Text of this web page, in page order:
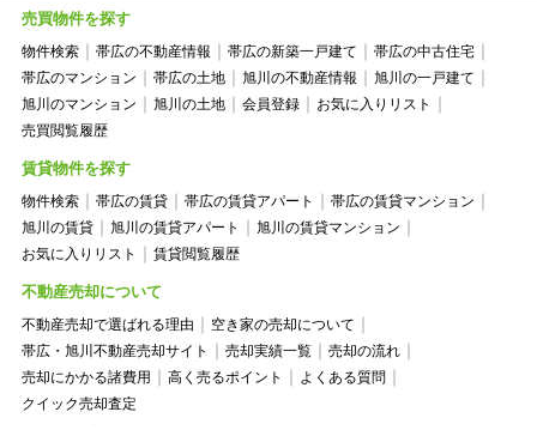
売買物件を探す
物件検索 帯広の不動産情報 帯広の新築一戸建て
帯広の中古住宅
帯広のマンション
帯広の土地 旭川の不動産情報
旭川の一戸建て
旭川のマンション
旭川の土地 会員登録
お気に入りリスト
売買閲覧履歴
賃貸物件を探す
物件検索 帯広の賃貸 帯広の賃貸アパート
帯広の賃貸マンション
旭川の賃貸
旭川の賃貸アパート
旭川の賃貸マンション
お気に入りリスト
賃貸閲覧履歴
不動産売却について
不動産売却で選ばれる理由
空き家の売却について
帯広・旭川不動産売却サイト
売却実績一覧
売却の流れ
売却にかかる諸費用
高く売るポイント
よくある質問
クイック売却査定